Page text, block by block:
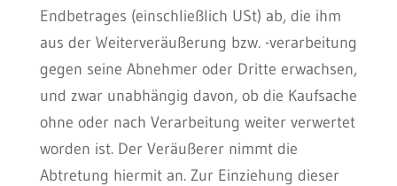
Endbetrages (einschließlich USt) ab, die ihm
aus der Weiterveräußerung bzw. -verarbeitung
gegen seine Abnehmer oder Dritte erwachsen,
und zwar unabhängig davon, ob die Kaufsache
ohne oder nach Verarbeitung weiter verwertet
worden ist. Der Veräußerer nimmt die
Abtretung hiermit an. Zur Einziehung dieser